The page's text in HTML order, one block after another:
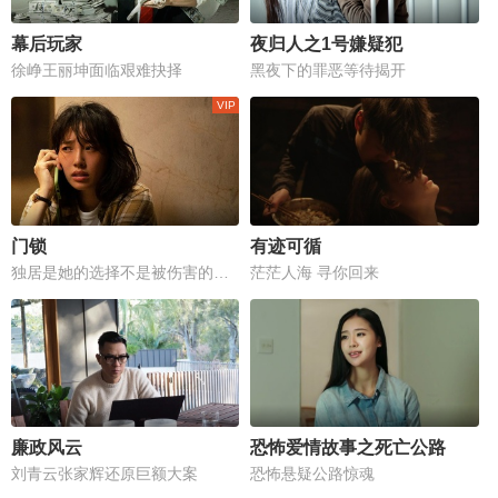
幕后玩家
徐峥王丽坤面临艰难抉择
夜归人之1号嫌疑犯
黑夜下的罪恶等待揭开
门锁 有迹可循
茫茫人海 寻你回来
廉政风云
刘青云张家辉还原巨额大案
恐怖爱情故事之死亡公路
恐怖悬疑公路惊魂